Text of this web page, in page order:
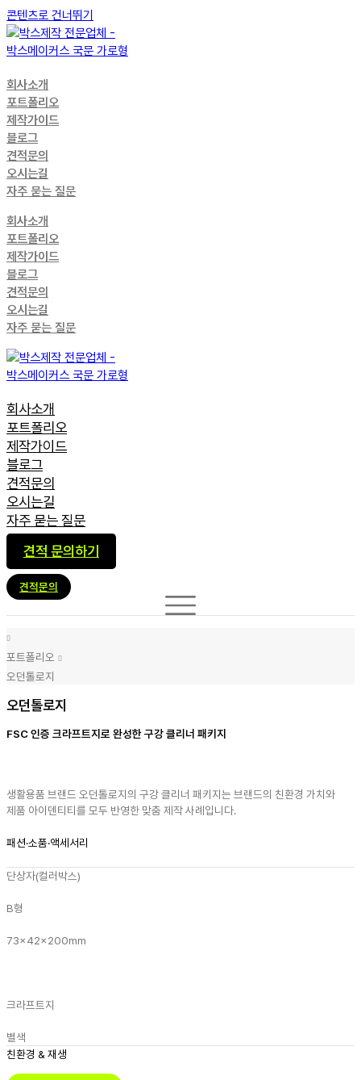
콘텐츠로 건너뛰기
회사소개
포트폴리오
제작가이드
블로그
견적문의
오시는길
자주 묻는 질문
회사소개
포트폴리오
제작가이드
블로그
견적문의
오시는길
자주 묻는 질문
회사소개
포트폴리오
제작가이드
블로그
견적문의
오시는길
자주 묻는 질문
견적 문의하기
견적문의
포트폴리오
오던톨로지
오던톨로지
FSC 인증 크라프트지로 완성한 구강 클리너 패키지
생활용품 브랜드 오던톨로지의 구강 클리너 패키지는 브랜드의 친환경 가치와
제품 아이덴티티를 모두 반영한 맞춤 제작 사례입니다.
패션·소품·액세서리
단상자(컬러박스)
B형
73x42x200mm
크라프트지
별색
친환경 & 재생